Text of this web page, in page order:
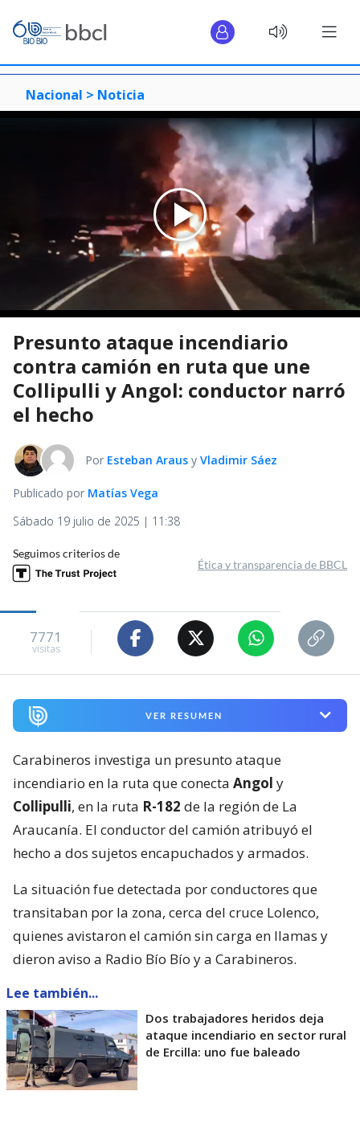
Nacional > Noticia
Presunto ataque incendiario
contra camión en ruta que une
Collipulli y Angol: conductor narró
el hecho
Por Esteban Araus y Vladimir Sáez
Publicado por Matías Vega
Sábado 19 julio de 2025 | 11:38
Seguimos criterios de
Ética y transparencia de BBCL
7771
visitas
VER RESUMEN
Carabineros investiga un presunto ataque
incendiario en la ruta que conecta Angol y
Collipulli, en la ruta R-182 de la región de La
Araucanía. El conductor del camión atribuyó el
hecho a dos sujetos encapuchados y armados.
La situación fue detectada por conductores que
transitaban por la zona, cerca del cruce Lolenco,
quienes avistaron el camión sin carga en llamas y
dieron aviso a Radio Bío Bío y a Carabineros.
Lee también...
Dos trabajadores heridos deja
ataque incendiario en sector rural
de Ercilla: uno fue baleado